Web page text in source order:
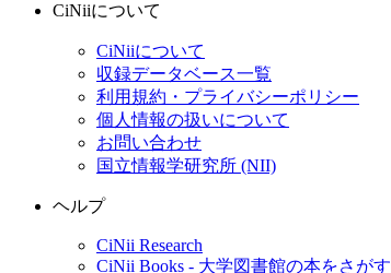
CiNiiについて
CiNiiについて
収録データベース一覧
利用規約・プライバシーポリシー
個人情報の扱いについて
お問い合わせ
国立情報学研究所 (NII)
ヘルプ
CiNii Research
CiNii Books - 大学図書館の本をさがす